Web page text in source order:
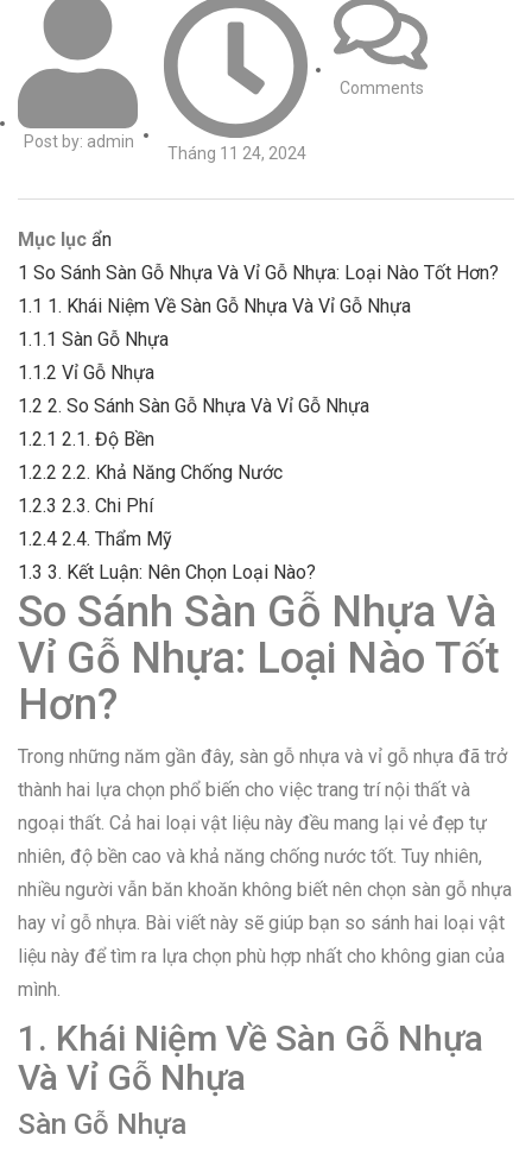
Post by: admin
Tháng 11 24, 2024
Comments
Mục lục ẩn
1 So Sánh Sàn Gỗ Nhựa Và Vỉ Gỗ Nhựa: Loại Nào Tốt Hơn?
1.1 1. Khái Niệm Về Sàn Gỗ Nhựa Và Vỉ Gỗ Nhựa
1.1.1 Sàn Gỗ Nhựa
1.1.2 Vỉ Gỗ Nhựa
1.2 2. So Sánh Sàn Gỗ Nhựa Và Vỉ Gỗ Nhựa
1.2.1 2.1. Độ Bền
1.2.2 2.2. Khả Năng Chống Nước
1.2.3 2.3. Chi Phí
1.2.4 2.4. Thẩm Mỹ
1.3 3. Kết Luận: Nên Chọn Loại Nào?
So Sánh Sàn Gỗ Nhựa Và
Vỉ Gỗ Nhựa: Loại Nào Tốt
Hơn?
Trong những năm gần đây, sàn gỗ nhựa và vỉ gỗ nhựa đã trở
thành hai lựa chọn phổ biến cho việc trang trí nội thất và
ngoại thất. Cả hai loại vật liệu này đều mang lại vẻ đẹp tự
nhiên, độ bền cao và khả năng chống nước tốt. Tuy nhiên,
nhiều người vẫn băn khoăn không biết nên chọn sàn gỗ nhựa
hay vỉ gỗ nhựa. Bài viết này sẽ giúp bạn so sánh hai loại vật
liệu này để tìm ra lựa chọn phù hợp nhất cho không gian của
mình.
1. Khái Niệm Về Sàn Gỗ Nhựa
Và Vỉ Gỗ Nhựa
Sàn Gỗ Nhựa